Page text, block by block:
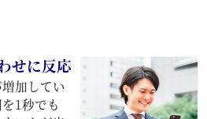
せに反応
加してい
1秒でも